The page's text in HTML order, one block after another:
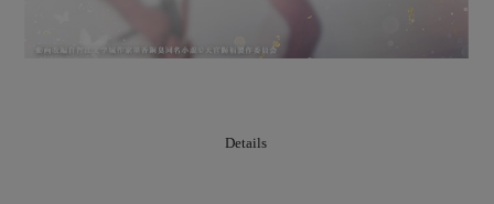
Details